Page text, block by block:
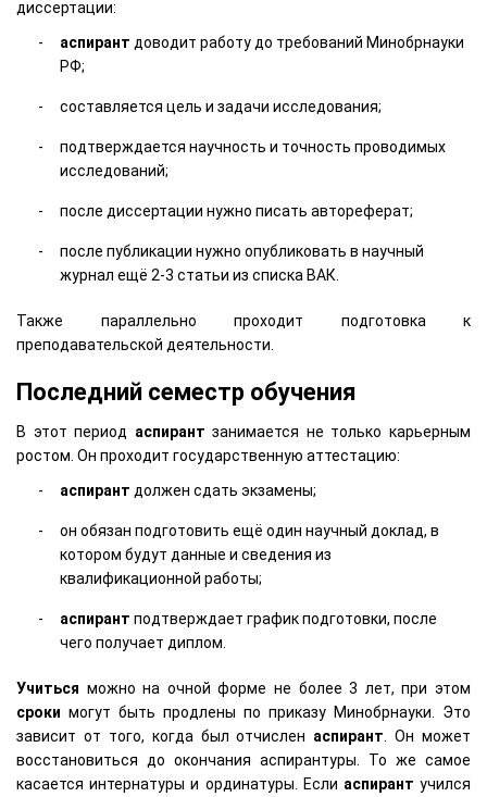
диссертации:
аспирант доводит работу до требований Минобрнауки
РФ;
составляется цель и задачи исследования;
подтверждается научность и точность проводимых
исследований;
после диссертации нужно писать автореферат;
после публикации нужно опубликовать в научный
журнал ещё 2-3 статьи из списка ВАК.
Также параллельно проходит подготовка к
преподавательской деятельности.
Последний семестр обучения
В этот период аспирант занимается не только карьерным
ростом. Он проходит государственную аттестацию:
аспирант должен сдать экзамены;
он обязан подготовить ещё один научный доклад, в
котором будут данные и сведения из
квалификационной работы;
аспирант подтверждает график подготовки, после
чего получает диплом.
Учиться можно на очной форме не более 3 лет, при этом
сроки могут быть продлены по приказу Минобрнауки. Это
зависит от того, когда был отчислен аспирант . Он может
восстановиться до окончания аспирантуры. То же самое
касается интернатуры и ординатуры. Если аспирант учился